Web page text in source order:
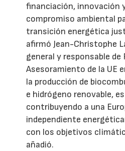
financiación, innovación
compromiso ambiental
transición energética
afirmó Jean-Christophe
general y responsable
Asesoramiento de la UE
la producción de
e hidrógeno renovable,
contribuyendo a una
independiente
con los objetivos
añadió.